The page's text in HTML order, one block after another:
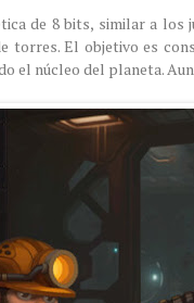
de 8 bits, similar a los
torres. El objetivo es
el núcleo del planeta.